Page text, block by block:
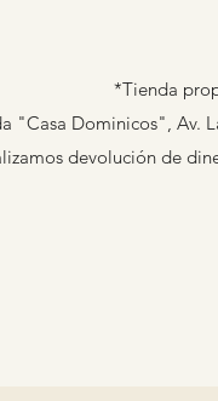
*Tienda
"Casa Dominicos", Av.
devolución de